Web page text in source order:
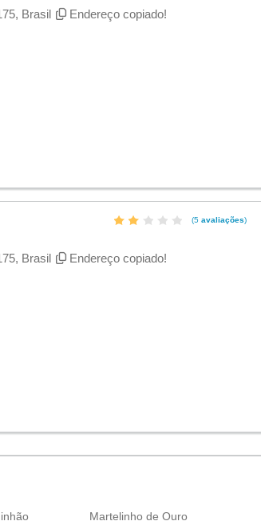
Brasil Endereço copiado!
(5 avaliações)
Brasil Endereço copiado!
Martelinho de Ouro